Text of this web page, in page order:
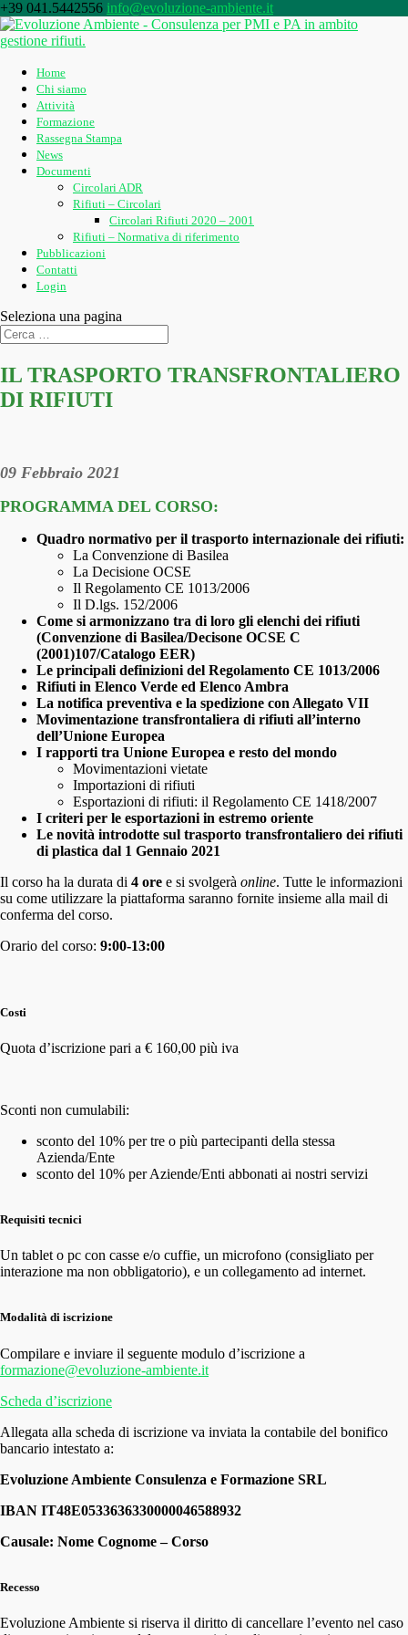
+39 041.5442556 info@evoluzione-ambiente.it
Home
Chi siamo
Attività
Formazione
Rassegna Stampa
News
Documenti
Circolari ADR
Rifiuti – Circolari
Circolari Rifiuti 2020 – 2001
Rifiuti – Normativa di riferimento
Pubblicazioni
Contatti
Login
Seleziona una pagina
IL TRASPORTO TRANSFRONTALIERO
DI RIFIUTI
09 Febbraio 2021
PROGRAMMA DEL CORSO:
Quadro normativo per il trasporto internazionale dei rifiuti:
La Convenzione di Basilea
La Decisione OCSE
Il Regolamento CE 1013/2006
Il D.lgs. 152/2006
Come si armonizzano tra di loro gli elenchi dei rifiuti
(Convenzione di Basilea/Decisone OCSE C
(2001)107/Catalogo EER)
Le principali definizioni del Regolamento CE 1013/2006
Rifiuti in Elenco Verde ed Elenco Ambra
La notifica preventiva e la spedizione con Allegato VII
Movimentazione transfrontaliera di rifiuti all’interno
dell’Unione Europea
I rapporti tra Unione Europea e resto del mondo
Movimentazioni vietate
Importazioni di rifiuti
Esportazioni di rifiuti: il Regolamento CE 1418/2007
I criteri per le esportazioni in estremo oriente
Le novità introdotte sul trasporto transfrontaliero dei rifiuti
di plastica dal 1 Gennaio 2021
Il corso ha la durata di 4 ore e si svolgerà online. Tutte le informazioni
su come utilizzare la piattaforma saranno fornite insieme alla mail di
conferma del corso.
Orario del corso: 9:00-13:00
Costi
Quota d’iscrizione pari a € 160,00 più iva
Sconti non cumulabili:
sconto del 10% per tre o più partecipanti della stessa
Azienda/Ente
sconto del 10% per Aziende/Enti abbonati ai nostri servizi
Requisiti tecnici
Un tablet o pc con casse e/o cuffie, un microfono (consigliato per
interazione ma non obbligatorio), e un collegamento ad internet.
Modalità di iscrizione
Compilare e inviare il seguente modulo d’iscrizione a
formazione@evoluzione-ambiente.it
Scheda d’iscrizione
Allegata alla scheda di iscrizione va inviata la contabile del bonifico
bancario intestato a:
Evoluzione Ambiente Consulenza e Formazione SRL
IBAN IT48E0533636330000046588932
Causale: Nome Cognome – Corso
Recesso
Evoluzione Ambiente si riserva il diritto di cancellare l’evento nel caso